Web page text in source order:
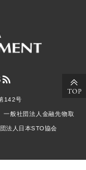
142号
一般社団法人金融先物取
法人日本STO協会